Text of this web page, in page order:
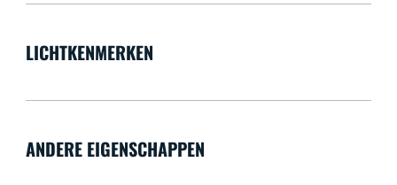
LICHTKENMERKEN
ANDERE EIGENSCHAPPEN